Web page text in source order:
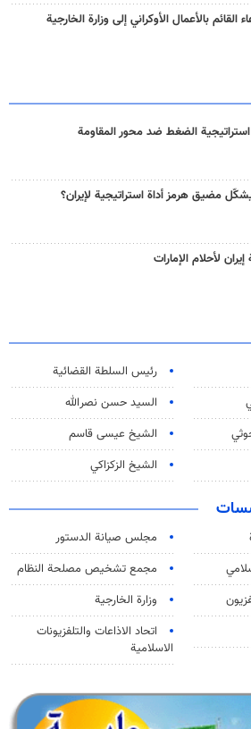
القائم بالأعمال الأوكراني إلى وزارة الخارجية
الضغط ضد محور المقاومة
مضيق هرمز أداة استراتيجية لإيران؟
لأحلام الإمارات
رئیس السلطة القضائیة
السيد حسن نصرالله
الشيخ عيسى قاسم
الشيخ الزكزاكي
مجلس صيانة الدستور
مجمع تشخيص مصلحة النظام
وزارة الخارجية
اتحاد الاذاعات والتلفزيونات
الاسلامية